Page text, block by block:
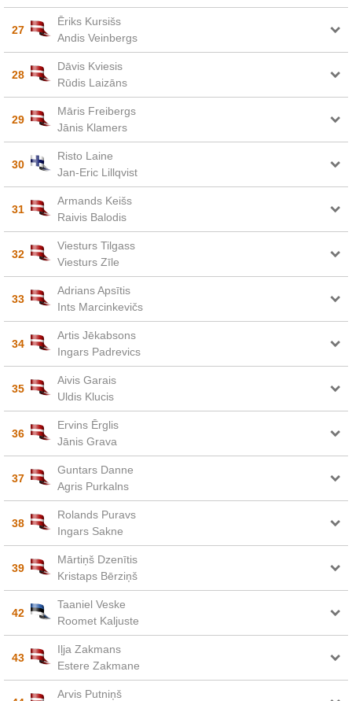
27
Ēriks Kursišs
Andis Veinbergs
28
Dāvis Kviesis
Rūdis Laizāns
29
Māris Freibergs
Jānis Klamers
30
Risto Laine
Jan-Eric Lillqvist
31
Armands Keišs
Raivis Balodis
32
Viesturs Tilgass
Viesturs Zīle
33
Adrians Apsītis
Ints Marcinkevičs
34
Artis Jēkabsons
Ingars Padrevics
35
Aivis Garais
Uldis Klucis
36
Ervins Ērglis
Jānis Grava
37
Guntars Danne
Agris Purkalns
38
Rolands Puravs
Ingars Sakne
39
Mārtiņš Dzenītis
Kristaps Bērziņš
42
Taaniel Veske
Roomet Kaljuste
43
Iļja Zakmans
Estere Zakmane
Arvis Putniņš